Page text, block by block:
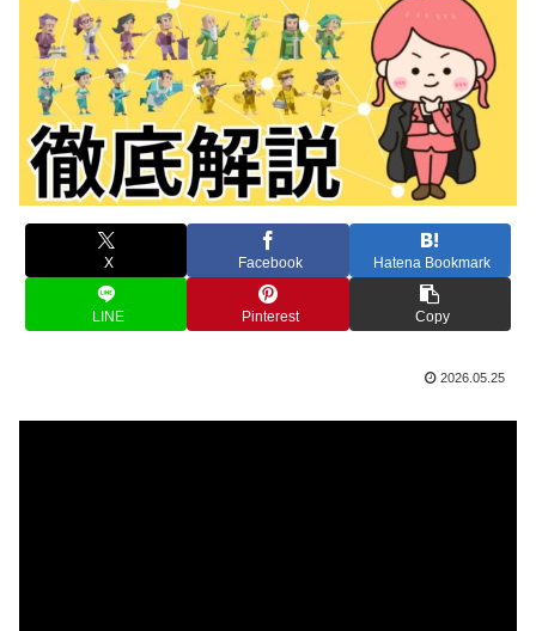
X Facebook Hatena Bookmark
LINE Pinterest Copy
2026.05.25